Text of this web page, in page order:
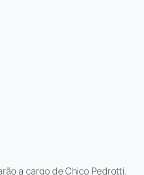
a cargo de Chico Pedrotti,